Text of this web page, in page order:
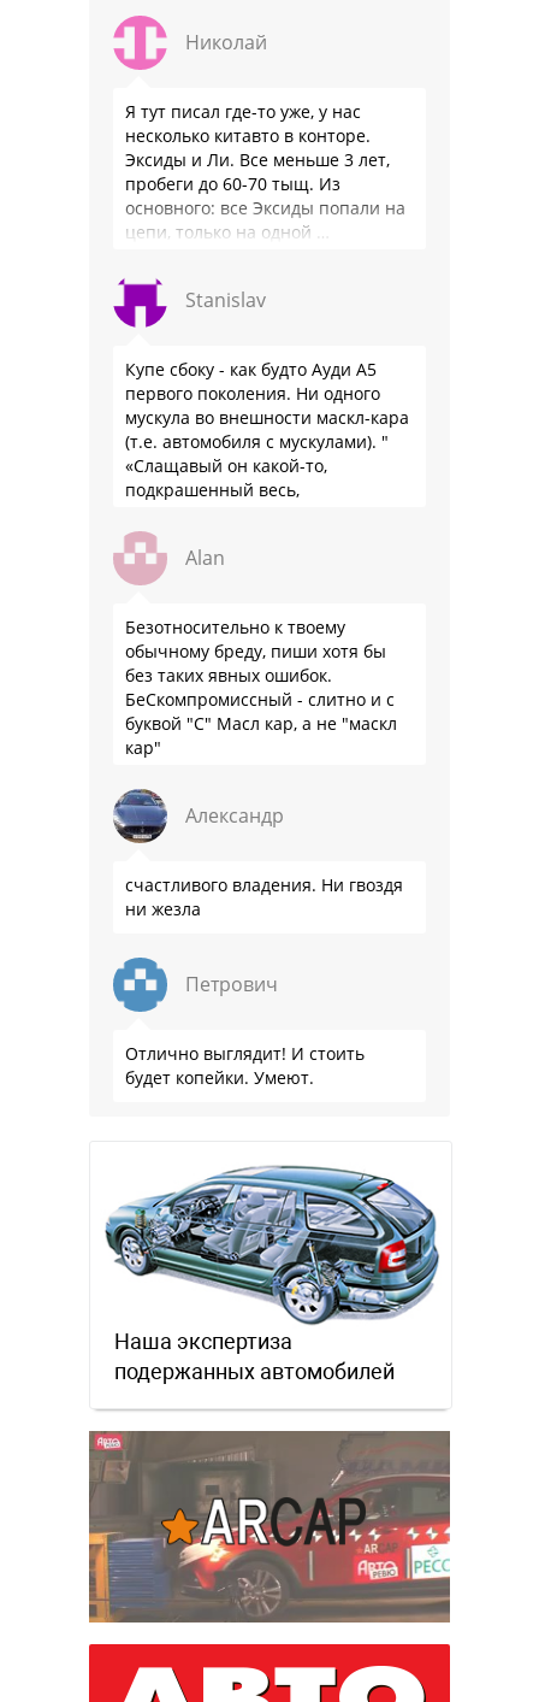
Николай
Я тут писал где-то уже, у нас
несколько китавто в конторе.
Эксиды и Ли. Все меньше 3 лет,
пробеги до 60-70 тыщ. Из
основного: все Эксиды попали на
цепи, только на одной …
Stanislav
Купе сбоку - как будто Ауди А5
первого поколения. Ни одного
мускула во внешности маскл-кара
(т.е. автомобиля с мускулами). "
«Слащавый он какой-то,
подкрашенный весь,
такой... Одно слово — румын»
Alan
Безотносительно к твоему
обычному бреду, пиши хотя бы
без таких явных ошибок.
БеСкомпромиссный - слитно и с
буквой "С" Масл кар, а не "маскл
кар"
Александр
счастливого владения. Ни гвоздя
ни жезла
Петрович
Отлично выглядит! И стоить
будет копейки. Умеют.
Наша экспертиза
подержанных автомобилей